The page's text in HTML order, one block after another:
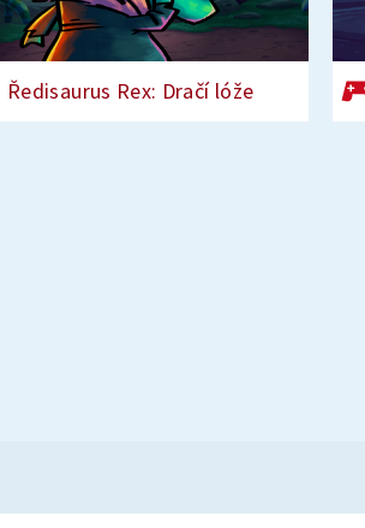
Ředisaurus Rex: Dračí lóže